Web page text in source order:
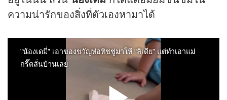
ความน่ารักของสิ่งที่ตัวเองหามาได้